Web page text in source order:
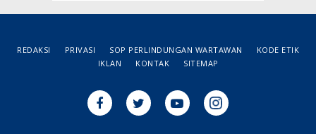
REDAKSI PRIVASI SOP PERLINDUNGAN WARTAWAN
KODE ETIK
IKLAN
KONTAK SITEMAP